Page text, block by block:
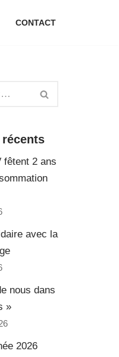
CONTACT
fêtent 2 ans
avec la
nous dans
»
2026